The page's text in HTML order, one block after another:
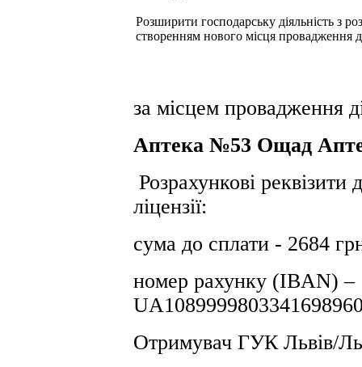
Розширити господарську діяльність з
створенням нового місця провадження
за місцем провадження
Аптека №53 Ощад
Розрахункові
ліцензії:
сума до сплати - 2684
номер рахунку (IBAN) –
Отримувач ГУК Львiв/